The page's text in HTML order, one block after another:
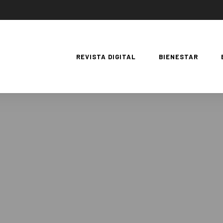
REVISTA DIGITAL BIENESTAR